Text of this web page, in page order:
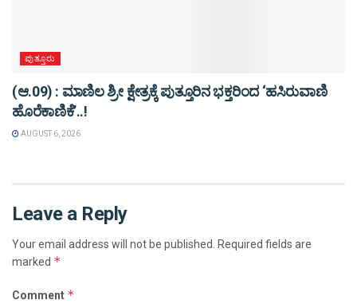
ಪುತ್ತೂರು
(ಆ.09) : ಮಾಣಿಲ ಶ್ರೀ ಕ್ಷೇತ್ರಕ್ಕೆ ಪುತ್ತೂರಿನ ಭಕ್ತರಿಂದ ‘ಹಸಿರುವಾಣಿ
ಹೊರೆಕಾಣಿಕೆ’..!
AUGUST 6, 2026
Leave a Reply
Your email address will not be published.
Required fields are
marked *
Comment *